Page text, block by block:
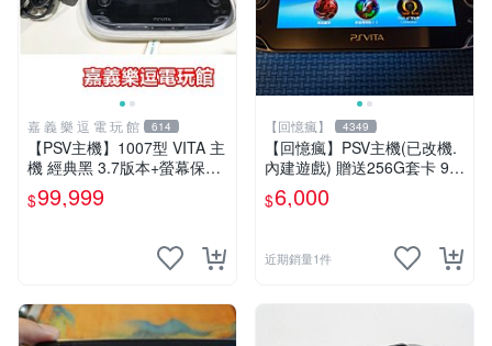
嘉 義 樂 逗 電 玩 館 614
【PSV主機】1007型 VITA 主
機 經典黑 3.7版本+螢幕保護
貼+主機收納包【9成新】✪中
古二手✪嘉義樂逗電玩館
$99,999
【回憶瘋】 4349
【回憶瘋】PSV主機(已改機.
內建遊戲) 贈送256G套卡 9成
新 遊戲機 PSVITA
$6,000
近期銷量1件